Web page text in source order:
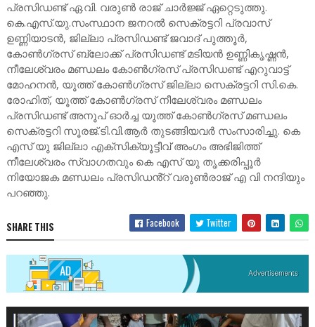
പ്രസിഡണ്ട് ഏ.വി. വരുൺ രാജ് ചാർജ്ജ് ഏറ്റെടുത്തു.
കെ.എസ്.യു.സംസ്ഥാന ജനറൽ സെക്രട്ടറി പ്രവാസ്
ഉണ്ണിയാടൻ, ജില്ലാ പ്രസിഡണ്ട് ജവാദ് പുത്തൂർ,
കോൺഗ്രസ് ബ്ലോക്ക് പ്രസിഡണ്ട് മടിയൻ ഉണ്ണികൃഷ്ണൻ,
നീലേശ്വരം മണ്ഡലം കോൺഗ്രസ് പ്രസിഡണ്ട് എറുവാട്ട്
മോഹനൻ, യൂത്ത് കോൺഗ്രസ് ജില്ലാ സെക്രട്ടറി സി.കെ.
രോഹിത്, യൂത്ത് കോൺഗ്രസ് നീലേശ്വരം മണ്ഡലം
പ്രസിഡണ്ട് അനൂപ് ഓർച്ച യൂത്ത് കോൺഗ്രസ് മണ്ഡലം
സെക്രട്ടറി സൂരജ്.ടി.വി.ആർ തുടങ്ങിയവർ സംസാരിച്ചു. കെ
എസ് യു ജില്ലാ എക്സിക്യൂട്ടീവ് അംഗം അഭിജിത്ത്
നീലേശ്വരം സ്വാഗതവും കെ എസ് യു തൃക്കരിപ്പൂർ
നിയോജക മണ്ഡലം പ്രസിഡൻ്റ് വരുൺരാജ് എ വി നന്ദിയും
പറഞ്ഞു.
SHARE THIS Facebook Twitter